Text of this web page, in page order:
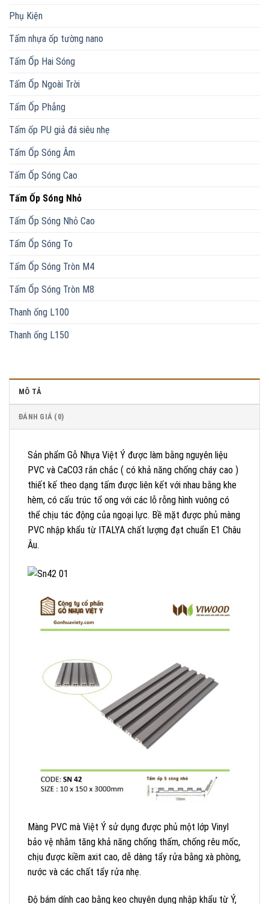
Phụ Kiện
Tấm nhựa ốp tường nano
Tấm Ốp Hai Sóng
Tấm Ốp Ngoài Trời
Tấm Ốp Phẳng
Tấm ốp PU giả đá siêu nhẹ
Tấm Ốp Sóng Âm
Tấm Ốp Sóng Cao
Tấm Ốp Sóng Nhỏ
Tấm Ốp Sóng Nhỏ Cao
Tấm Ốp Sóng To
Tấm Ốp Sóng Tròn M4
Tấm Ốp Sóng Tròn M8
Thanh ống L100
Thanh ống L150
MÔ TẢ
ĐÁNH GIÁ (0)
Sản phẩm Gỗ Nhựa Việt Ý được làm bằng nguyên liệu
PVC và CaCO3 rắn chắc ( có khả năng chống cháy cao )
thiết kế theo dạng tấm được liên kết với nhau bằng khe
hèm, có cấu trúc tổ ong với các lỗ rỗng hình vuông có
thể chịu tác động của ngoại lực. Bề mặt được phủ màng
PVC nhập khẩu từ ITALYA chất lượng đạt chuẩn E1 Châu
Âu.
Màng PVC mà Việt Ý sử dụng được phủ một lớp Vinyl
bảo vệ nhằm tăng khả năng chống thấm, chống rêu mốc,
chịu được kiềm axit cao, dễ dàng tẩy rửa bằng xà phòng,
nước và các chất tẩy rửa nhẹ.
Độ bám dính cao bằng keo chuyên dụng nhập khẩu từ Ý,